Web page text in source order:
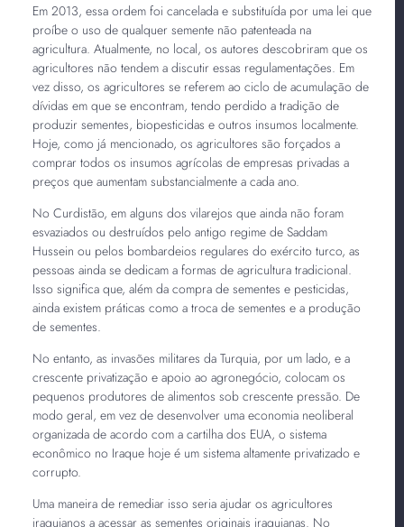
Em 2013, essa ordem foi cancelada e substituída por uma lei que
proíbe o uso de qualquer semente não patenteada na
agricultura. Atualmente, no local, os autores descobriram que os
agricultores não tendem a discutir essas regulamentações. Em
vez disso, os agricultores se referem ao ciclo de acumulação de
dívidas em que se encontram, tendo perdido a tradição de
produzir sementes, biopesticidas e outros insumos localmente.
Hoje, como já mencionado, os agricultores são forçados a
comprar todos os insumos agrícolas de empresas privadas a
preços que aumentam substancialmente a cada ano.
No Curdistão, em alguns dos vilarejos que ainda não foram
esvaziados ou destruídos pelo antigo regime de Saddam
Hussein ou pelos bombardeios regulares do exército turco, as
pessoas ainda se dedicam a formas de agricultura tradicional.
Isso significa que, além da compra de sementes e pesticidas,
ainda existem práticas como a troca de sementes e a produção
de sementes.
No entanto, as invasões militares da Turquia, por um lado, e a
crescente privatização e apoio ao agronegócio, colocam os
pequenos produtores de alimentos sob crescente pressão. De
modo geral, em vez de desenvolver uma economia neoliberal
organizada de acordo com a cartilha dos EUA, o sistema
econômico no Iraque hoje é um sistema altamente privatizado e
corrupto.
Uma maneira de remediar isso seria ajudar os agricultores
iraquianos a acessar as sementes originais iraquianas. No